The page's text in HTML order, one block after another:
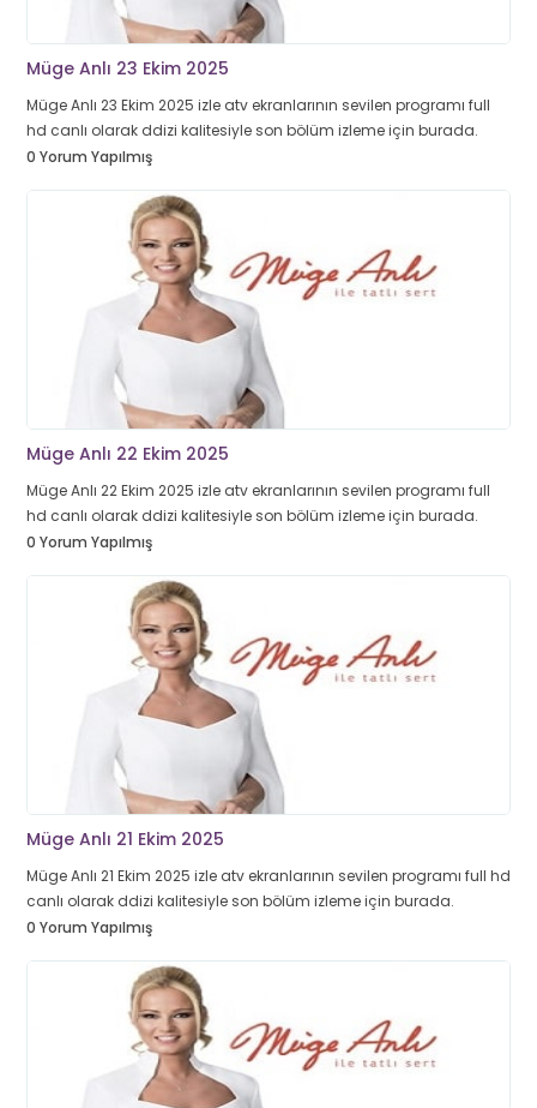
Müge Anlı 23 Ekim 2025
Müge Anlı 23 Ekim 2025 izle atv ekranlarının sevilen programı full
hd canlı olarak ddizi kalitesiyle son bölüm izleme için burada.
0 Yorum Yapılmış
Müge Anlı 22 Ekim 2025
Müge Anlı 22 Ekim 2025 izle atv ekranlarının sevilen programı full
hd canlı olarak ddizi kalitesiyle son bölüm izleme için burada.
0 Yorum Yapılmış
Müge Anlı 21 Ekim 2025
Müge Anlı 21 Ekim 2025 izle atv ekranlarının sevilen programı full hd
canlı olarak ddizi kalitesiyle son bölüm izleme için burada.
0 Yorum Yapılmış